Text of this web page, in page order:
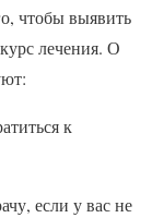
чтобы выявить
лечения. О
к
если у вас не